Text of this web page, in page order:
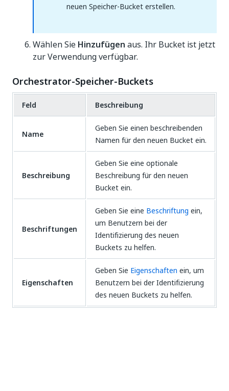
neuen Speicher-Bucket erstellen.
Wählen Sie Hinzufügen aus. Ihr Bucket ist jetzt
zur Verwendung verfügbar.
Orchestrator-Speicher-Buckets
Feld Beschreibung
Name
Geben Sie einen beschreibenden
Namen für den neuen Bucket ein.
Beschreibung
Geben Sie eine optionale
Beschreibung für den neuen
Bucket ein.
Beschriftungen
Geben Sie eine Beschriftung ein,
um Benutzern bei der
Identifizierung des neuen
Buckets zu helfen.
Eigenschaften
Geben Sie Eigenschaften ein, um
Benutzern bei der Identifizierung
des neuen Buckets zu helfen.